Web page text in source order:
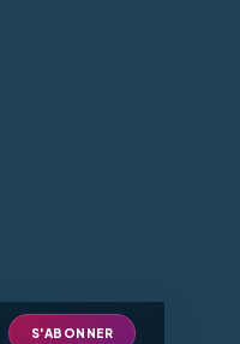
S'ABONNER